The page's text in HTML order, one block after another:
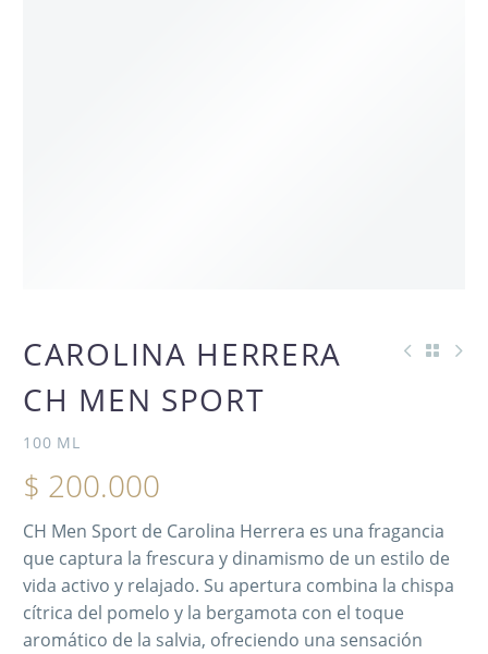
CAROLINA HERRERA
CH MEN SPORT
100 ML
$ 200.000
CH Men Sport de Carolina Herrera es una fragancia
que captura la frescura y dinamismo de un estilo de
vida activo y relajado. Su apertura combina la chispa
cítrica del pomelo y la bergamota con el toque
aromático de la salvia, ofreciendo una sensación